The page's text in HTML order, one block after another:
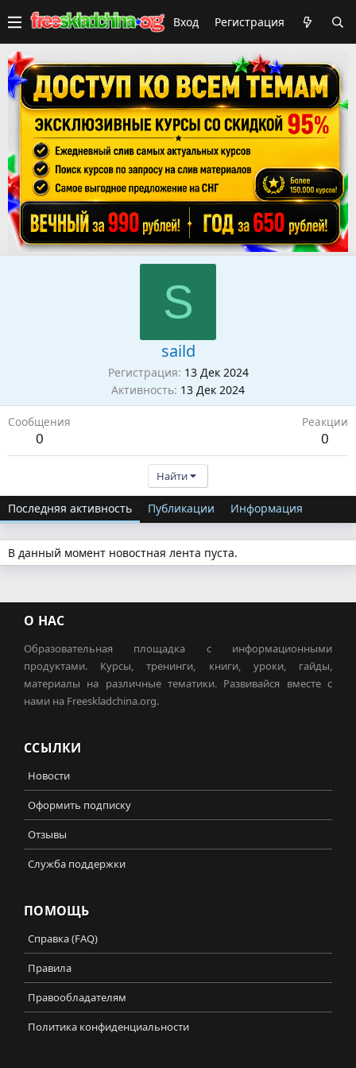
Вход Регистрация
S
saild
Регистрация 13 Дек 2024
Активность 13 Дек 2024
Сообщения
0
Реакции
0
Найти
Последняя активность Публикации Информация
В данный момент новостная лента пуста.
О НАС
Образовательная площадка с информационными
продуктами. Курсы, тренинги, книги, уроки, гайды,
материалы на различные тематики. Развивайся вместе с
нами на Freeskladchina.org.
ССЫЛКИ
Новости
Оформить подписку
Отзывы
Служба поддержки
ПОМОЩЬ
Справка (FAQ)
Правила
Правообладателям
Политика конфиденциальности